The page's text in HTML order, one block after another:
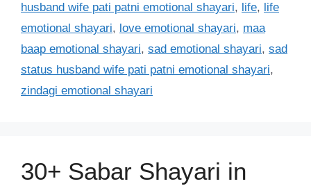
husband wife pati patni emotional shayari, life, life
emotional shayari, love emotional shayari, maa
baap emotional shayari, sad emotional shayari, sad
status husband wife pati patni emotional shayari,
zindagi emotional shayari
30+ Sabar Shayari in